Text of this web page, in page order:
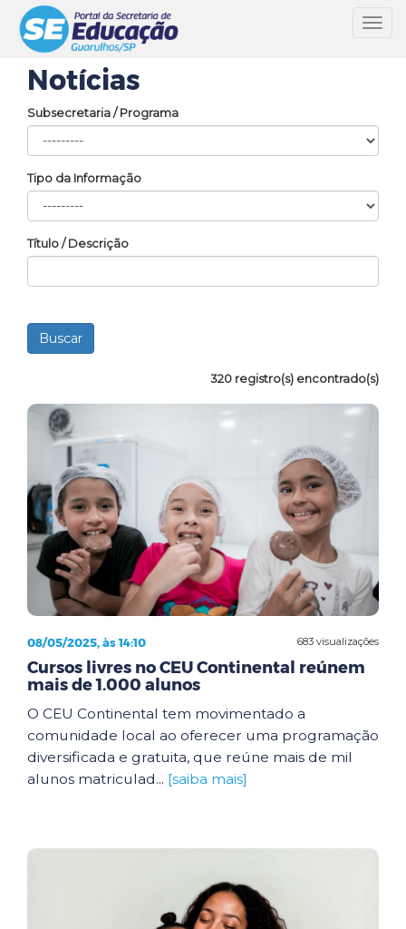
Notícias
Subsecretaria / Programa
Tipo da Informação
Título / Descrição
320 registro(s) encontrado(s)
683 visualizações
08/05/2025, às 14:10
Cursos livres no CEU Continental reúnem
mais de 1.000 alunos
O CEU Continental tem movimentado a
comunidade local ao oferecer uma programação
diversificada e gratuita, que reúne mais de mil
alunos matriculad... [saiba mais]